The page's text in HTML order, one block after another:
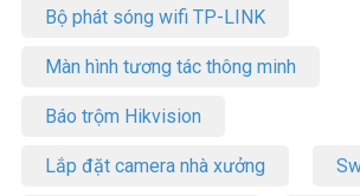
Bộ phát sóng wifi TP-LINK
Màn hình tương tác thông minh
Báo trộm Hikvision
Lắp đặt camera nhà xưởng